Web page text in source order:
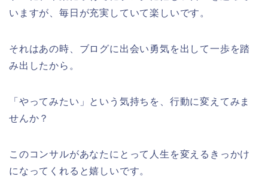
いますが、毎日が充実していて楽しいです。
それはあの時、ブログに出会い勇気を出して一歩を踏
み出したから。
「やってみたい」という気持ちを、行動に変えてみま
せんか？
このコンサルがあなたにとって人生を変えるきっかけ
になってくれると嬉しいです。